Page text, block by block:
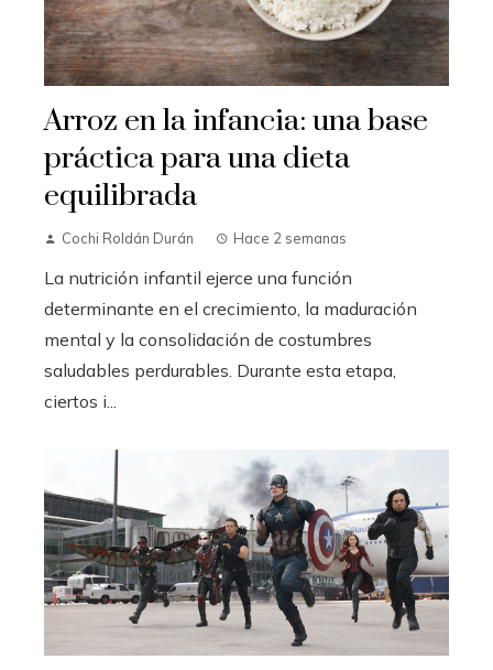
Arroz en la infancia: una base
práctica para una dieta
equilibrada
Cochi Roldán Durán Hace 2 semanas
La nutrición infantil ejerce una función
determinante en el crecimiento, la maduración
mental y la consolidación de costumbres
saludables perdurables. Durante esta etapa,
ciertos i...